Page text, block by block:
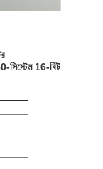
16-বিট